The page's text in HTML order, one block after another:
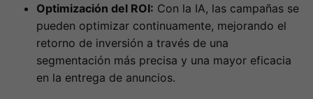
Optimización del ROI: Con la IA, las campañas se
pueden optimizar continuamente, mejorando el
retorno de inversión a través de una
segmentación más precisa y una mayor eficacia
en la entrega de anuncios.